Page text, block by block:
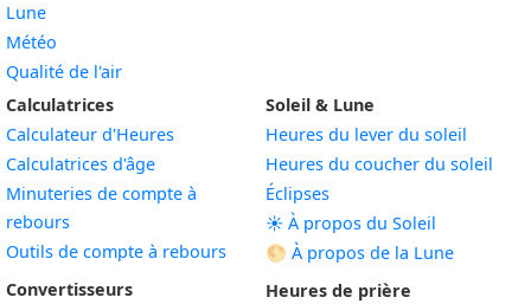
Lune
Météo
Qualité de l'air
Calculatrices
Calculateur d'Heures
Calculatrices d'âge
Minuteries de compte à
rebours
Outils de compte à rebours
Convertisseurs
Soleil & Lune
Heures du lever du soleil
Heures du coucher du soleil
Éclipses
☀️ À propos du Soleil
🌕 À propos de la Lune
Heures de prière